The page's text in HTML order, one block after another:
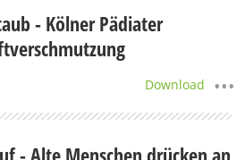
- Kölner Pädiater
Download
- Alte Menschen drücken an